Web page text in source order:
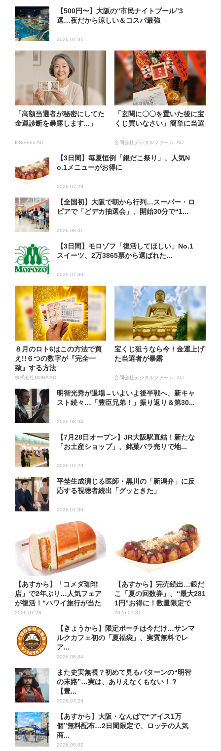
【500円〜】大阪の“市民ナイトプール”3
選…夜だから涼しい＆コスパ最強
2026.07.31
「高額当選者が秘密にしてた
金運診断を暴露します...」
Il Sereno AD
「玄関に〇〇を置いた後に宝
くじ買いなさい」簡単に当選
合同会社デジタルファーム AD
【3日間】毎夏恒例「銀だこ祭り」、人気N
o.1メニューがお得に
2026.07.29
【全国初】大阪で朝から行列…スーパー・ロ
ピアで「どデカ抽選会」、開始30分で“1...
2026.08.01
【3日間】モロゾフ「復活してほしい」No.1
スイーツ、2万3865票から選ばれた...
2026.07.30
８月のロト6はこの方法で買
え!!６つの数字が『完全一
致』する方法
株式会社MURA AD
宝くじ狙うなら今！金運上げ
た当選者が暴露
合同会社デジタルファーム AD
明智光秀が退場→いよいよ後半戦へ、新キャ
スト続々…「豊臣兄弟！」振り返り＆第30...
2026.08.04
【7月28日オープン】JR大阪駅直結！新たな
「お土産ショップ」、銘菓バラ売りで地...
2026.07.29
平埜生成演じる医師・黒川の「新潟弁」に反
応する視聴者続出「グッときた」
2026.07.30
【あすから】「コメダ珈琲
店」で2年ぶり…人気フェア
が復活！“ハワイ旅行が当た
る”...
2026.07.28
【あすから】完売続出…銀だ
こ「夏の回数券」、“最大281
1円”お得に！数量限定で
2026.07.31
【きょうから】限定ポーチは今だけ…サンマ
ルクカフェ初の「夏福袋」、実質無料でレ
ア...
2026.08.04
また史実無視？初めて見るパターンの“明智
の末路”…実は、ありえなくもない！？
【豊...
2026.07.29
【あすから】大阪・なんばで“アイス1万
個”無料配布…2日間限定で、ロッテの人気
商...
2026.08.02